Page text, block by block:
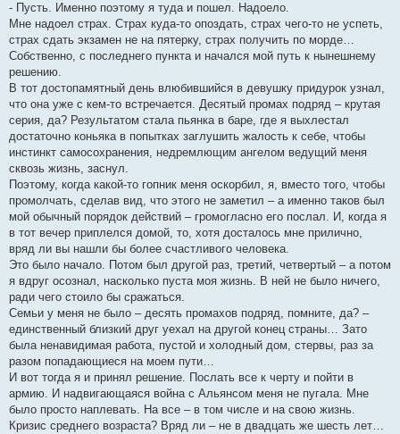
- Пусть. Именно поэтому я туда и пошел. Надоело.
Мне надоел страх. Страх куда-то опоздать, страх чего-то не успеть,
страх сдать экзамен не на пятерку, страх получить по морде…
Собственно, с последнего пункта и начался мой путь к нынешнему
решению.
В тот достопамятный день влюбившийся в девушку придурок узнал,
что она уже с кем-то встречается. Десятый промах подряд – крутая
серия, да? Результатом стала пьянка в баре, где я выхлестал
достаточно коньяка в попытках заглушить жалость к себе, чтобы
инстинкт самосохранения, недремлющим ангелом ведущий меня
сквозь жизнь, заснул.
Поэтому, когда какой-то гопник меня оскорбил, я, вместо того, чтобы
промолчать, сделав вид, что этого не заметил – а именно таков был
мой обычный порядок действий – громогласно его послал. И, когда я
в тот вечер приплелся домой, то, хотя досталось мне прилично,
вряд ли вы нашли бы более счастливого человека.
Это было начало. Потом был другой раз, третий, четвертый – а потом
я вдруг осознал, насколько пуста моя жизнь. В ней не было ничего,
ради чего стоило бы сражаться.
Семьи у меня не было – десять промахов подряд, помните, да? –
единственный близкий друг уехал на другой конец страны… Зато
была ненавидимая работа, пустой и холодный дом, стервы, раз за
разом попадающиеся на моем пути…
И вот тогда я и принял решение. Послать все к черту и пойти в
армию. И надвигающаяся война с Альянсом меня не пугала. Мне
было просто наплевать. На все – в том числе и на свою жизнь.
Кризис среднего возраста? Вряд ли – не в двадцать же шесть лет…